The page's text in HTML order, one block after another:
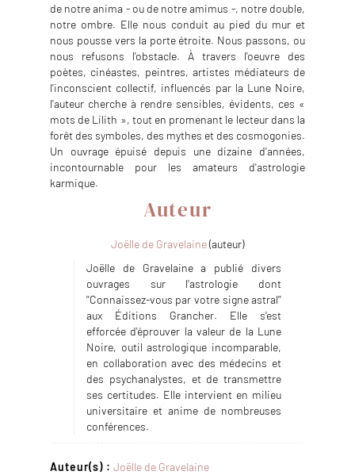
de notre anima - ou de notre amimus -, notre double,
notre ombre. Elle nous conduit au pied du mur et
nous pousse vers la porte étroite. Nous passons, ou
nous refusons l'obstacle. À travers l'oeuvre des
poètes, cinéastes, peintres, artistes médiateurs de
l'inconscient collectif, influencés par la Lune Noire,
l'auteur cherche à rendre sensibles, évidents, ces «
mots de Lilith », tout en promenant le lecteur dans la
forêt des symboles, des mythes et des cosmogonies.
Un ouvrage épuisé depuis une dizaine d'années,
incontournable pour les amateurs d'astrologie
karmique.
Auteur
Joëlle de Gravelaine(auteur)
Joëlle de Gravelaine a publié divers
ouvrages sur l'astrologie dont
''Connaissez-vous par votre signe astral''
aux Éditions Grancher. Elle s'est
efforcée d'éprouver la valeur de la Lune
Noire, outil astrologique incomparable,
en collaboration avec des médecins et
des psychanalystes, et de transmettre
ses certitudes. Elle intervient en milieu
universitaire et anime de nombreuses
conférences.
Auteur(s) : Joëlle de Gravelaine